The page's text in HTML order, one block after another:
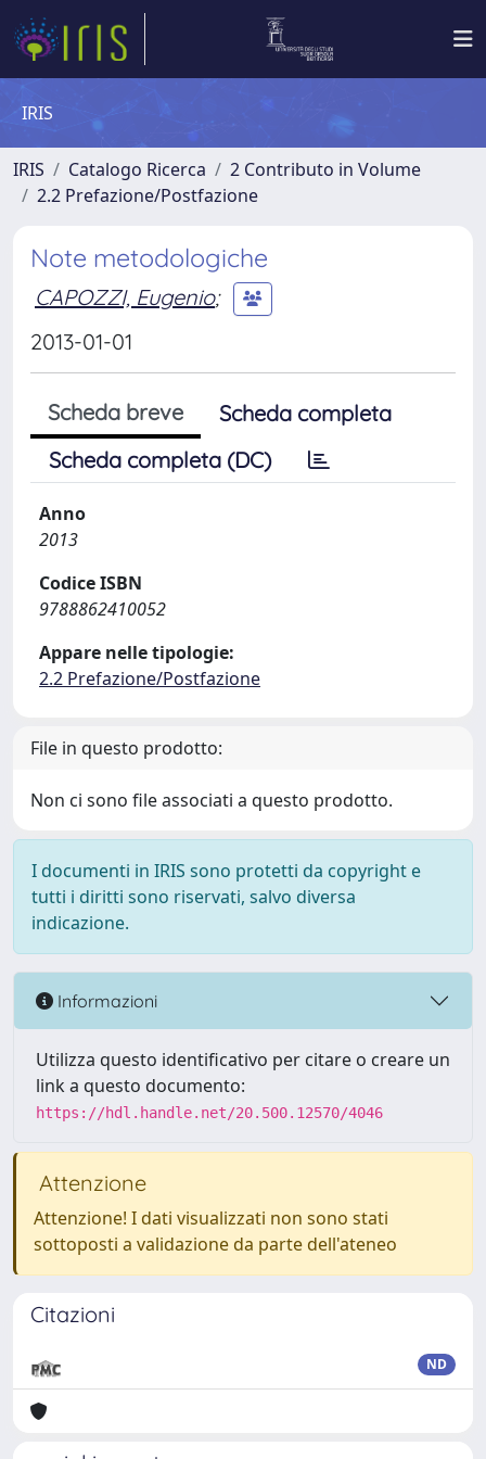
IRIS
IRIS Catalogo Ricerca
2 Contributo in Volume
2.2 Prefazione/Postfazione
Note metodologiche
CAPOZZI, Eugenio;
2013-01-01
Scheda breve
Scheda completa
Scheda completa (DC)
Anno
2013
Codice ISBN
9788862410052
Appare nelle tipologie:
2.2 Prefazione/Postfazione
File in questo prodotto:
Non ci sono file associati a questo prodotto.
I documenti in IRIS sono protetti da copyright e
tutti i diritti sono riservati, salvo diversa
indicazione.
Informazioni
Utilizza questo identificativo per citare o creare un
link a questo documento:
https://hdl.handle.net/20.500.12570/4046
Attenzione
Attenzione! I dati visualizzati non sono stati
sottoposti a validazione da parte dell'ateneo
Citazioni
ND